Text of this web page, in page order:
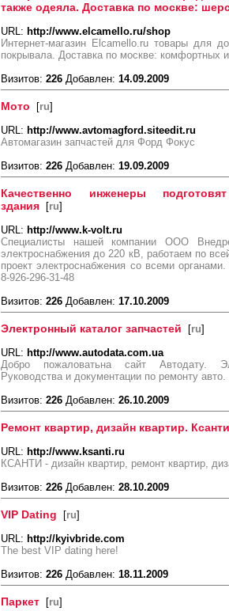
также одеяла. Доставка по москве:
URL: http://www.elcamello.ru/shop
Интернет-магазин Elcamello.ru товары для
покрывала. Доставка по москве: комфортных
Визитов: 226 Добавлен: 14.09.2009
Мото [ru]
URL: http://www.avtomagford.siteedit.ru
Автомагазин запчастей для Форд Фокус
Визитов: 226 Добавлен: 19.09.2009
Качественно инженеры
здания [ru]
URL: http://www.k-volt.ru
Специалисты нашей компании ООО
электроснабжения до 220 кВ, работаем по
проект электроснабжения со всеми
8-926-296-31-48
Визитов: 226 Добавлен: 17.10.2009
Электронный каталог запчастей [ru]
URL: http://www.autodata.com.ua
Добро пожаловатьна сайт Автодату.
Руководства и документации по ремонту авто.
Визитов: 226 Добавлен: 26.10.2009
Ремонт квартир, дизайн квартир.
URL: http://www.ksanti.ru
КСАНТИ - дизайн квартир, ремонт квартир,
Визитов: 226 Добавлен: 28.10.2009
VIP Dating [ru]
URL: http://kyivbride.com
The best VIP dating here!
Визитов: 226 Добавлен: 18.11.2009
Паркет [ru]